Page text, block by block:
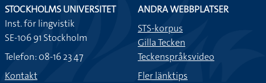
STOCKHOLMS UNIVERSITET
Inst. för lingvistik
SE-106 91 Stockholm
Telefon: 08-16 23 47
Kontakt
ANDRA WEBBPLATSER
STS-korpus
Gilla Tecken
Teckenspråksvideo
Fler länktips